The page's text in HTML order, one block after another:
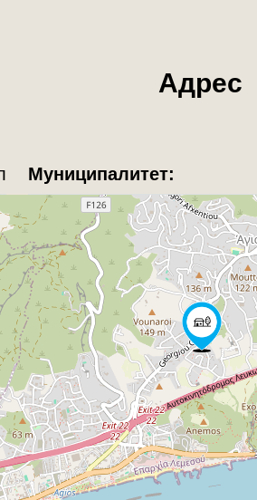
Адрес
Муниципалитет: